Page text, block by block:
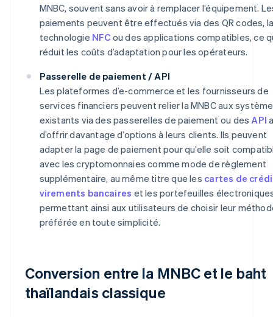
MNBC, souvent sans avoir à remplacer l’équipement.
paiements peuvent être effectués via des QR codes,
technologie NFC ou des applications compatibles, ce
réduit les coûts d’adaptation pour les opérateurs.
Passerelle de paiement / API
Les plateformes d’e-commerce et les fournisseurs de
services financiers peuvent relier la MNBC aux
existants via des passerelles de paiement ou des API
d’offrir davantage d’options à leurs clients. Ils peuvent
adapter la page de paiement pour qu’elle soit
avec les cryptomonnaies comme mode de règlement
supplémentaire, au même titre que les cartes de
virements bancaires et les portefeuilles
permettant ainsi aux utilisateurs de choisir leur
préférée en toute simplicité.
Conversion entre la MNBC et le baht
thaïlandais classique